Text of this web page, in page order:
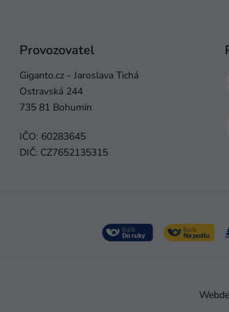
Provozovatel
Giganto.cz - Jaroslava Tichá
Ostravská 244
735 81 Bohumín
IČO: 60283645
DIČ: CZ7652135315